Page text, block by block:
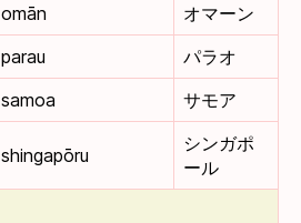
omān
オマーン
parau
パラオ
samoa サモア
shingapōru
シンガポ
ール